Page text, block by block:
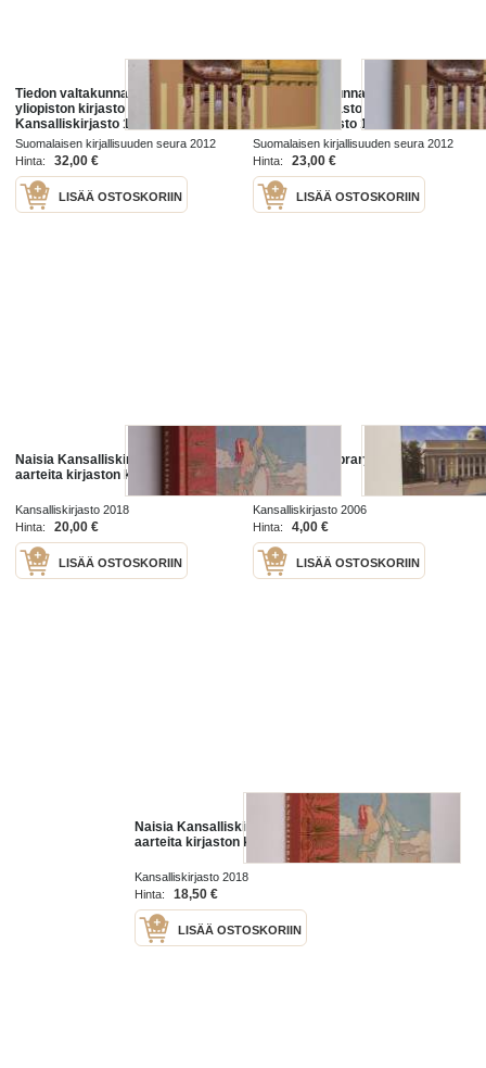
Tiedon valtakunnassa : Helsingin
yliopiston kirjasto -
Kansalliskirjasto 1640-2010
Suomalaisen kirjallisuuden seura 2012
Hinta:
32,00 €
LISÄÄ OSTOSKORIIN
Tiedon valtakunnassa : Helsingin
yliopiston kirjasto -
Kansalliskirjasto 1640-2010
Suomalaisen kirjallisuuden seura 2012
Hinta:
23,00 €
LISÄÄ OSTOSKORIIN
Naisia Kansalliskirjastossa :
aarteita kirjaston kätköistä
Kansalliskirjasto 2018
Hinta:
20,00 €
LISÄÄ OSTOSKORIIN
The national library of Finland
Bulletin 2006
Kansalliskirjasto 2006
Hinta:
4,00 €
LISÄÄ OSTOSKORIIN
Naisia Kansalliskirjastossa :
aarteita kirjaston kätköistä
Kansalliskirjasto 2018
Hinta:
18,50 €
LISÄÄ OSTOSKORIIN